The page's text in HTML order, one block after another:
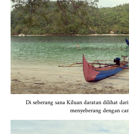
Di seberang sana Kiluan daratan dilihat dari
menyeberang dengan